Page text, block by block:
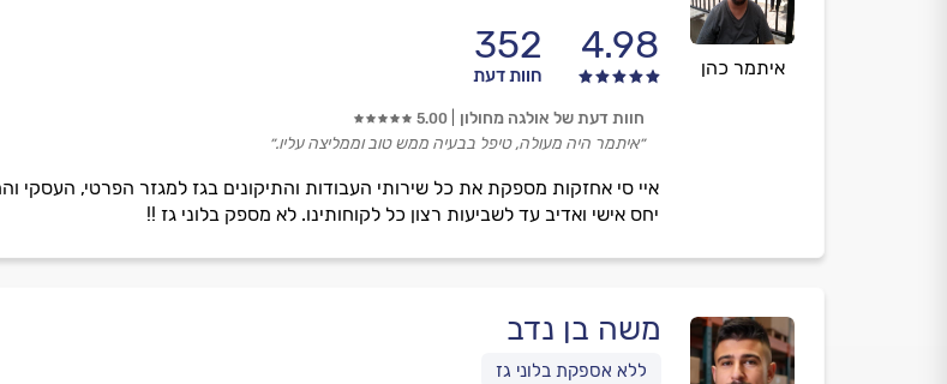
איתמר כהן
4.98
352
חוות דעת
איי סי אחזקות מספקת את כל שירותי העבודות והתיקונים בגז למגזר הפרטי, העסקי
יחס אישי ואדיב עד לשביעות רצון כל לקוחותינו. לא מספק בלוני גז !!
חוות דעת של אולגה מחולון 5.00
״איתמר היה מעולה, טיפל בבעיה ממש טוב וממליצה עליו.״
משה בן נדב